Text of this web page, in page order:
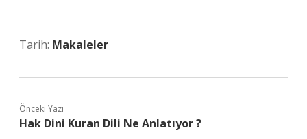
Tarih: Makaleler
Önceki Yazı
Hak Dini Kuran Dili Ne Anlatıyor ?